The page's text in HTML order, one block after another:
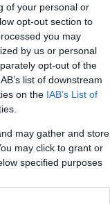
of your personal or
opt-out section to
you may
by us or personal
opt-out of the
list of downstream
on the IAB’s List of
may gather and store
may click to grant or
specified purposes